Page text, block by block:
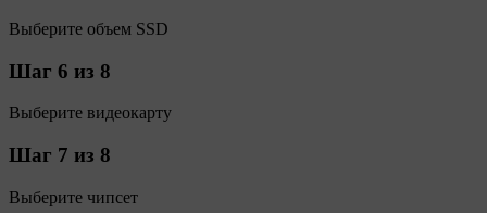
Выберите объем SSD
Шаг 6 из 8
Выберите видеокарту
Шаг 7 из 8
Выберите чипсет